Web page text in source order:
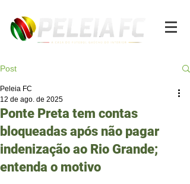
Post
Ponte Preta tem contas
bloqueadas após não pagar
indenização ao Rio Grande;
entenda o motivo
Peleia FC
12 de ago. de 2025